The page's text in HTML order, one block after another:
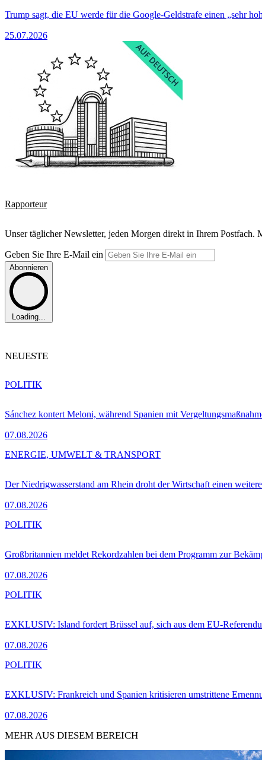
Trump sagt, die EU werde für die Google-Geldstrafe einen „sehr
25.07.2026
Rapporteur
Unser täglicher Newsletter, jeden Morgen direkt in Ihrem Postfach.
Geben Sie Ihre E-Mail ein
Abonnieren
Loading...
NEUESTE
Sánchez kontert Meloni, während Spanien mit
07.08.2026
POLITIK
Der Niedrigwasserstand am Rhein droht der Wirtschaft einen
07.08.2026
ENERGIE, UMWELT & TRANSPORT
Großbritannien meldet Rekordzahlen bei dem Programm zur
07.08.2026
POLITIK
EXKLUSIV: Island fordert Brüssel auf, sich aus dem EU-
07.08.2026
POLITIK
EXKLUSIV: Frankreich und Spanien kritisieren umstrittene
07.08.2026
POLITIK
MEHR AUS DIESEM BEREICH